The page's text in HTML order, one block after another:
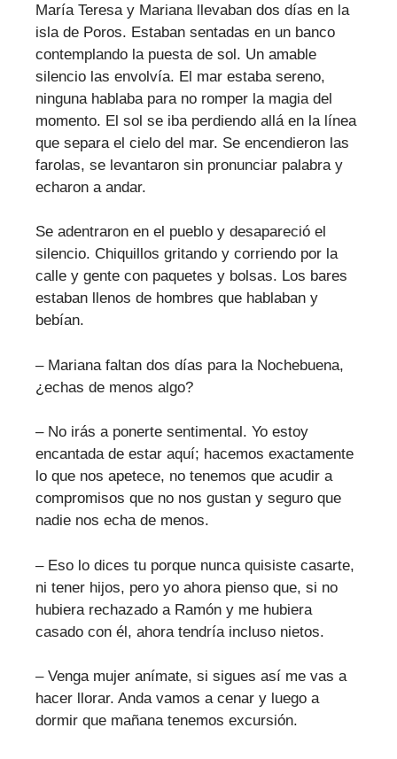
María Teresa y Mariana llevaban dos días en la
isla de Poros. Estaban sentadas en un banco
contemplando la puesta de sol. Un amable
silencio las envolvía. El mar estaba sereno,
ninguna hablaba para no romper la magia del
momento. El sol se iba perdiendo allá en la línea
que separa el cielo del mar. Se encendieron las
farolas, se levantaron sin pronunciar palabra y
echaron a andar.
Se adentraron en el pueblo y desapareció el
silencio. Chiquillos gritando y corriendo por la
calle y gente con paquetes y bolsas. Los bares
estaban llenos de hombres que hablaban y
bebían.
– Mariana faltan dos días para la Nochebuena,
¿echas de menos algo?
– No irás a ponerte sentimental. Yo estoy
encantada de estar aquí; hacemos exactamente
lo que nos apetece, no tenemos que acudir a
compromisos que no nos gustan y seguro que
nadie nos echa de menos.
– Eso lo dices tu porque nunca quisiste casarte,
ni tener hijos, pero yo ahora pienso que, si no
hubiera rechazado a Ramón y me hubiera
casado con él, ahora tendría incluso nietos.
– Venga mujer anímate, si sigues así me vas a
hacer llorar. Anda vamos a cenar y luego a
dormir que mañana tenemos excursión.